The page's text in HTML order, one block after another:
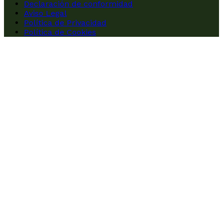
Declaración de conformidad
Aviso Legal
Política de Privacidad
Política de Cookies